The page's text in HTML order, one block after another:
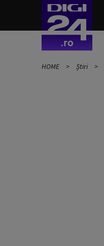
HOME Știri